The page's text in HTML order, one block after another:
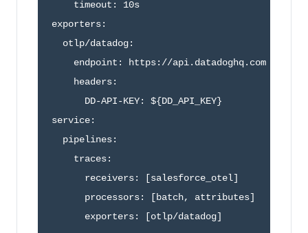
    timeout: 10s
exporters:
  otlp/datadog:
    endpoint: https://api.datadoghq.com
    headers:
      DD-API-KEY: ${DD_API_KEY}
service:
  pipelines:
    traces:
      receivers: [salesforce_otel]
      processors: [batch, attributes]
      exporters: [otlp/datadog]